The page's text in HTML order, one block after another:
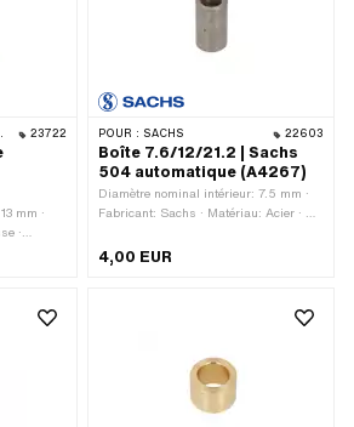
23722
mm ·
·
17 mm ·
POUR : SACHS 22603
Boîte 7.6/12/21.2 | Sachs
504 automatique (A4267)
Diamètre nominal intérieur: 7.5 mm ·
Fabricant: Sachs · Matériau: Acier · Ø
4,00 EUR